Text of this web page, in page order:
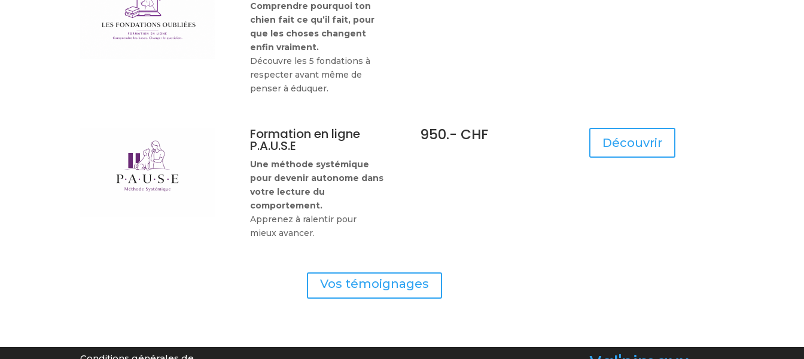
Comprendre pourquoi ton
chien fait ce qu’il fait, pour
que les choses changent
enfin vraiment.
Découvre les 5 fondations à
respecter avant même de
penser à éduquer.
Formation en ligne
P.A.U.S.E
Une méthode systémique
pour devenir autonome dans
votre lecture du
comportement.
Apprenez à ralentir pour
mieux avancer.
950.- CHF Découvrir
Vos témoignages